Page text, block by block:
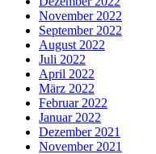
November 2022
September 2022
August 2022
Juli 2022
April 2022
März 2022
Februar 2022
Januar 2022
Dezember 2021
November 2021